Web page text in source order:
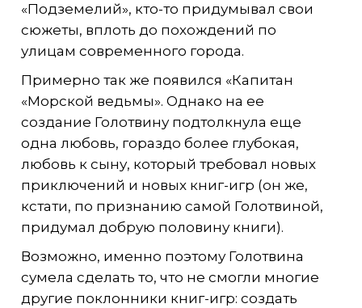
«Подземелий», кто-то придумывал свои
сюжеты, вплоть до похождений по
улицам современного города.
Примерно так же появился «Капитан
«Морской ведьмы». Однако на ее
создание Голотвину подтолкнула еще
одна любовь, гораздо более глубокая,
любовь к сыну, который требовал новых
приключений и новых книг-игр (он же,
кстати, по признанию самой Голотвиной,
придумал добрую половину книги).
Возможно, именно поэтому Голотвина
сумела сделать то, что не смогли многие
другие поклонники книг-игр: создать